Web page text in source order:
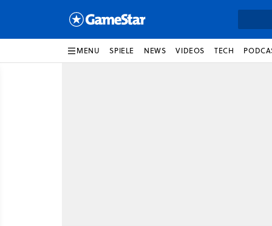
MENU SPIELE NEWS VIDEOS TECH